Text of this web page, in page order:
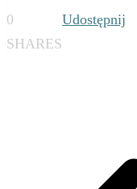
0
SHARES
Udostępnij